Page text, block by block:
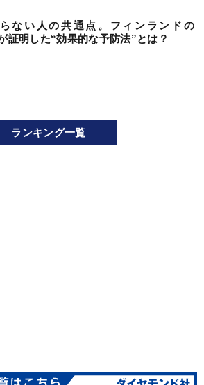
ない人の共通点。フィンランドの
証明した“効果的な予防法”とは？
ランキング一覧